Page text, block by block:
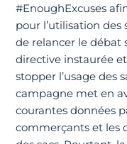
#EnoughExcuses
pour l’utilisation des
de relancer le débat
directive instaurée
stopper l’usage des
campagne met en
courantes données
commerçants et les